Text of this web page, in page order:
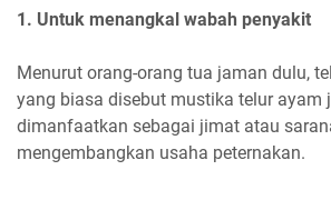
1. Untuk menangkal wabah penyakit
Menurut orang-orang tua jaman dulu,
yang biasa disebut mustika telur ayam
dimanfaatkan sebagai jimat atau
mengembangkan usaha peternakan.